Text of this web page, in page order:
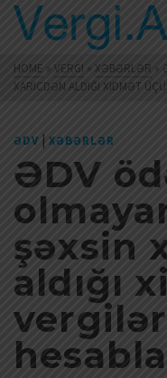
HOME » VERGI » XƏBƏRLƏR »
XARICDƏN ALDIĞI XIDMƏT
ƏDV | XƏBƏRLƏR
ƏDV
şəxsin
aldığı